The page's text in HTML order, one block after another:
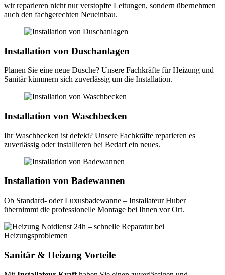
wir reparieren nicht nur verstopfte Leitungen, sondern übernehmen
auch den fachgerechten Neueinbau.
Installation von Duschanlagen
Planen Sie eine neue Dusche? Unsere Fachkräfte für Heizung und
Sanitär kümmern sich zuverlässig um die Installation.
Installation von Waschbecken
Ihr Waschbecken ist defekt? Unsere Fachkräfte reparieren es
zuverlässig oder installieren bei Bedarf ein neues.
Installation von Badewannen
Ob Standard- oder Luxusbadewanne – Installateur Huber
übernimmt die professionelle Montage bei Ihnen vor Ort.
Sanitär & Heizung Vorteile